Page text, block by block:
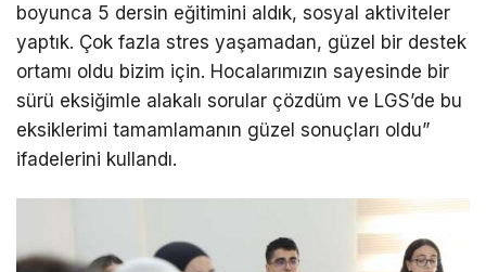
boyunca 5 dersin eğitimini aldık, sosyal aktiviteler
yaptık. Çok fazla stres yaşamadan, güzel bir destek
ortamı oldu bizim için. Hocalarımızın sayesinde bir
sürü eksiğimle alakalı sorular çözdüm ve LGS’de bu
eksiklerimi tamamlamanın güzel sonuçları oldu”
ifadelerini kullandı.